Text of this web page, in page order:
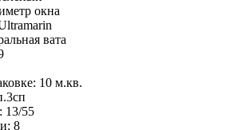
окна
вата
10 м.кв.
13/55
8